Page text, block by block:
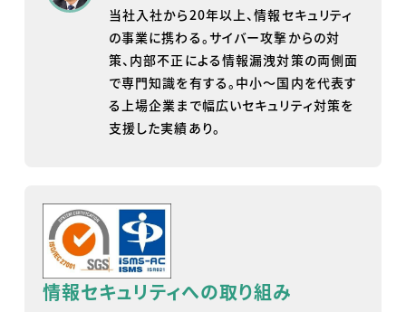
当社入社から20年以上、情報セキュリティ
の事業に携わる。サイバー攻撃からの対
策、内部不正による情報漏洩対策の両側面
で専門知識を有する。中小～国内を代表す
る上場企業まで幅広いセキュリティ対策を
支援した実績あり。
情報セキュリティへの取り組み